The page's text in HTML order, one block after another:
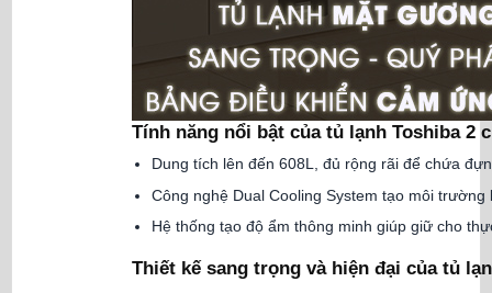
Tính năng nổi bật của tủ lạnh Toshiba 2
Dung tích lên đến 608L, đủ rộng rãi để chứa
Công nghệ Dual Cooling System tạo môi
Hệ thống tạo độ ẩm thông minh giúp giữ cho
Thiết kế sang trọng và hiện đại của tủ